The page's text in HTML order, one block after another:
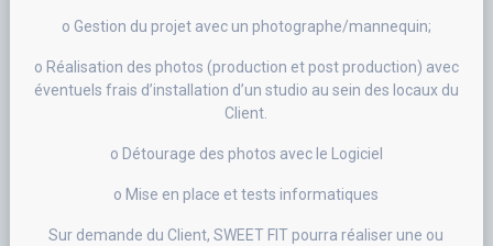
o Gestion du projet avec un photographe/mannequin;
o Réalisation des photos (production et post production) avec
éventuels frais d’installation d’un studio au sein des locaux du
Client.
o Détourage des photos avec le Logiciel
o Mise en place et tests informatiques
Sur demande du Client, SWEET FIT pourra réaliser une ou